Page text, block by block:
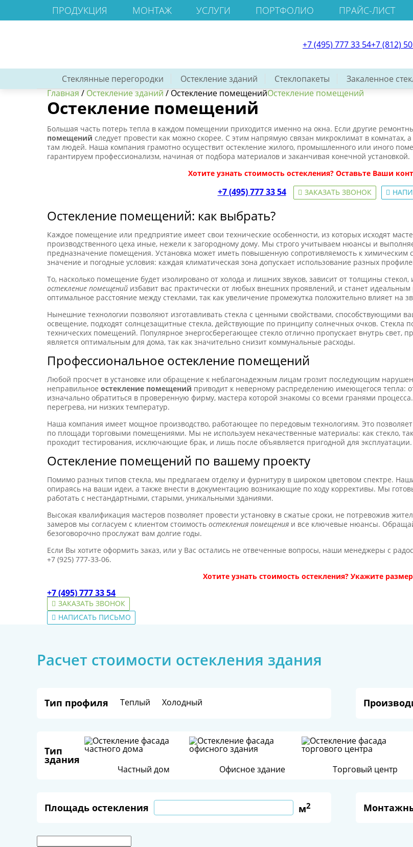
ПРОДУКЦИЯ МОНТАЖ УСЛУГИ ПОРТФОЛИО ПРАЙС-ЛИСТ
+7 (495) 777 33 54+7 (812)
Стеклянные перегородки Остекление зданий Стеклопакеты Закаленное
Главная / Остекление зданий / Остекление помещенийОстекление помещений
Остекление помещений
Большая часть потерь тепла в каждом помещении приходится именно на окна. Если другие
помещений следует провести как можно скорее. С этим напрямую связан микроклимат в комнатах,
там людей. Наша компания грамотно осуществит остекление жилого, промышленного или иного
гарантируем профессионализм, начиная от подбора материалов и заканчивая конечной установкой.
Хотите узнать стоимость остекления? Оставьте Ваши
+7 (495) 777 33 54 ЗАКАЗАТЬ ЗВОНОК
Остекление помещений: как выбрать?
Каждое помещение или предприятие имеет свои технические особенности, из которых исходят
производственного цеха иные, нежели к загородному дому. Мы строго учитываем нюансы и
предназначение помещения. Установка может иметь повышенную сопротивляемость к
значение и погодные условия: каждая климатическая зона допускает использование разных
То, насколько помещение будет изолировано от холода и лишних звуков, зависит от толщины
остекление помещений избавит вас практически от любых внешних проявлений, и станет
оптимальное расстояние между стеклами, так как увеличение промежутка положительно влияет на
Нынешние технологии позволяют изготавливать стекла с ценными свойствами, способствующими
освещение, подходят солнцезащитные стекла, действующие по принципу солнечных очков. Стекла
технических помещений. Популярное энергосберегающее стекло отлично пропускает внутрь свет,
является оптимальным для дома, так как значительно снизит коммунальные расходы.
Профессиональное остекление помещений
Любой просчет в установке или обращение к неблагонадежным лицам грозит последующим
неправильное остекление помещений приводит к неверному распределению имеющегося тепла:
изначально обратиться в проверенную фирму, мастера которой знакомы со всеми гранями
перегрева, ни низких температур.
Наша компания имеет мощное производство, работающее по передовым технологиям. Это
по площади торговыми помещениями. Мы не используем некачественные материалы: как стекло,
проходит тестирования, исключающие брак, и лишь после объявляется пригодной для эксплуатации.
Остекление помещений по вашему проекту
Помимо разных типов стекла, мы предлагаем отделку и фурнитуру в широком цветовом спектре.
опираясь на ваши идеи, а также внести в документацию возникающие по ходу коррективы. Мы
работать с нестандартными, старыми, уникальными зданиями.
Высокая квалификация мастеров позволяет провести установку в сжатые сроки, не потревожив
замеров мы согласуем с клиентом стоимость остекления помещения и все ключевые нюансы.
безоговорочно прослужат вам долгие годы.
Если Вы хотите оформить заказ, или у Вас остались не отвеченные вопросы, наши менеджеры с
+7 (925) 777-33-06.
Хотите узнать стоимость остекления? Укажите
+7 (495) 777 33 54
ЗАКАЗАТЬ ЗВОНОК
НАПИСАТЬ ПИСЬМО
Расчет стоимости остекления здания
Тип профиля Теплый Холодный
Тип
здания
Частный дом Офисное здание Торговый центр
Площадь остекления м2